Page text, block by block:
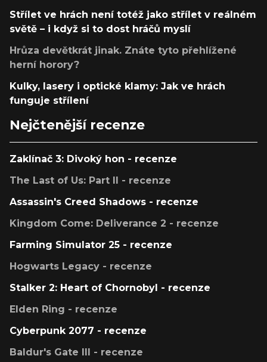
Střílet ve hrách není totéž jako střílet v reálném
světě – i když si to dost hráčů myslí
Hrůza devětkrát jinak. Znáte tyto přehlížené
herní horory?
Kulky, lasery i optické klamy: Jak ve hrách
funguje střílení
Nejčtenější recenze
Zaklínač 3: Divoký hon - recenze
The Last of Us: Part II - recenze
Assassin's Creed Shadows - recenze
Kingdom Come: Deliverance 2 - recenze
Farming Simulator 25 - recenze
Hogwarts Legacy - recenze
Stalker 2: Heart of Chornobyl - recenze
Elden Ring - recenze
Cyberpunk 2077 - recenze
Baldur's Gate III - recenze